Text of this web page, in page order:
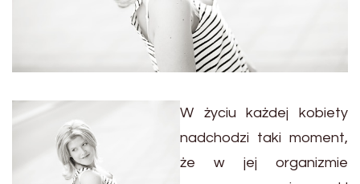
W życiu każdej kobiety
nadchodzi taki moment,
że w jej organizmie